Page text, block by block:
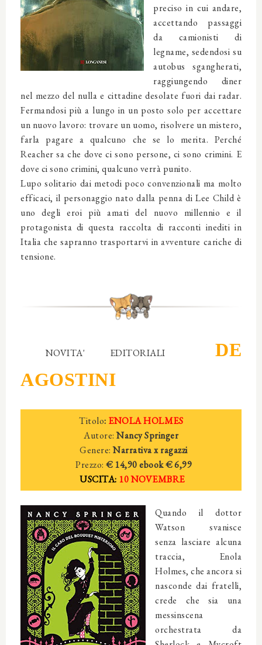
preciso in cui andare,
accettando passaggi
da camionisti di
legname, sedendosi su
autobus sgangherati,
raggiungendo diner
nel mezzo del nulla e cittadine desolate fuori dai radar.
Fermandosi più a lungo in un posto solo per accettare
un nuovo lavoro: trovare un uomo, risolvere un mistero,
farla pagare a qualcuno che se lo merita. Perché
Reacher sa che dove ci sono persone, ci sono crimini. E
dove ci sono crimini, qualcuno verrà punito.
Lupo solitario dai metodi poco convenzionali ma molto
efficaci, il personaggio nato dalla penna di Lee Child è
uno degli eroi più amati del nuovo millennio e il
protagonista di questa raccolta di racconti inediti in
Italia che sapranno trasportarvi in avventure cariche di
tensione.
NOVITA' EDITORIALI DE
AGOSTINI
Titolo: ENOLA HOLMES
Autore:Nancy Springer
Genere:Narrativa x ragazzi
Prezzo: € 14,90ebook € 6,99
USCITA: 10 NOVEMBRE
Quando il dottor
Watson svanisce
senza lasciare alcuna
traccia, Enola
Holmes, che ancora si
nasconde dai fratelli,
crede che sia una
messinscena
orchestrata da